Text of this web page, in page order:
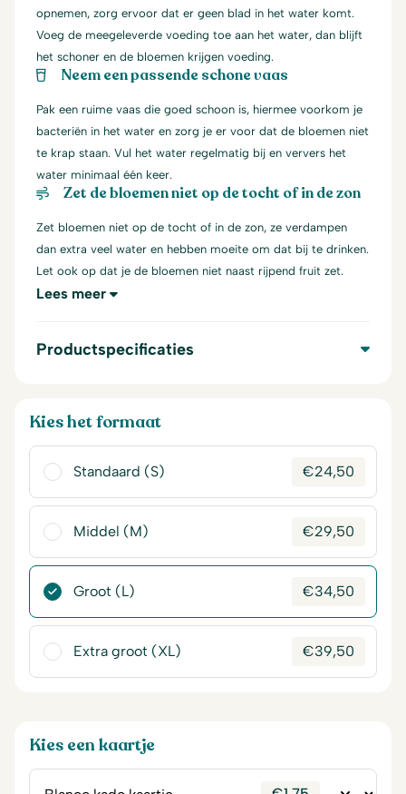
opnemen, zorg ervoor dat er geen blad in het water komt.
Voeg de meegeleverde voeding toe aan het water, dan blijft
het schoner en de bloemen krijgen voeding.
Neem een passende schone vaas
Pak een ruime vaas die goed schoon is, hiermee voorkom je
bacteriën in het water en zorg je er voor dat de bloemen niet
te krap staan. Vul het water regelmatig bij en ververs het
water minimaal één keer.
Zet de bloemen niet op de tocht of in de zon
Zet bloemen niet op de tocht of in de zon, ze verdampen
dan extra veel water en hebben moeite om dat bij te drinken.
Let ook op dat je de bloemen niet naast rijpend fruit zet.
Lees meer
Productspecificaties
Kies het formaat
Standaard (S) €24,50
Middel (M) €29,50
Groot (L) €34,50
Extra groot (XL) €39,50
Kies een kaartje